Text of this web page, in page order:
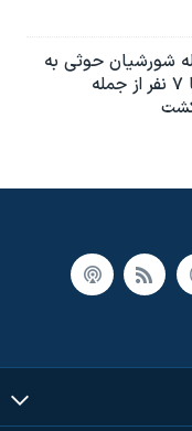
شورشیان حوثی به
شهر بندری مخا ۷ نفر از جمله
کشت